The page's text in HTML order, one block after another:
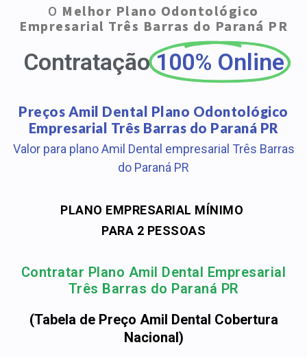
O Melhor Plano Odontológico
Empresarial Três Barras do Paraná PR
Contratação 100% Online
Preços Amil Dental Plano Odontológico
Empresarial Três Barras do Paraná PR
Valor para plano Amil Dental empresarial Três Barras
do Paraná PR
PLANO EMPRESARIAL MÍNIMO
PARA 2 PESSOAS
Contratar Plano Amil Dental Empresarial
Três Barras do Paraná PR
(Tabela de Preço Amil Dental Cobertura
Nacional)